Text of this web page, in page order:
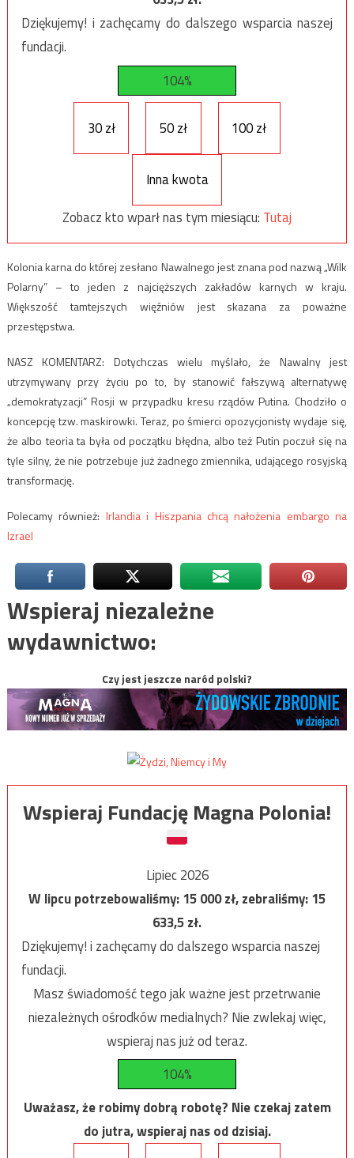
Dziękujemy! i zachęcamy do dalszego wsparcia naszej
fundacji.
104%
30 zł 50 zł 100 zł
Inna kwota
Zobacz kto wparł nas tym miesiącu: Tutaj
Kolonia karna do której zesłano Nawalnego jest znana pod nazwą „Wilk
Polarny” – to jeden z najcięższych zakładów karnych w kraju.
Większość tamtejszych więźniów jest skazana za poważne
przestępstwa.
NASZ KOMENTARZ: Dotychczas wielu myślało, że Nawalny jest
utrzymywany przy życiu po to, by stanowić fałszywą alternatywę
„demokratyzacji” Rosji w przypadku kresu rządów Putina. Chodziło o
koncepcję tzw. maskirowki. Teraz, po śmierci opozycjonisty wydaje się,
że albo teoria ta była od początku błędna, albo też Putin poczuł się na
tyle silny, że nie potrzebuje już żadnego zmiennika, udającego rosyjską
transformację.
Polecamy również: Irlandia i Hiszpania chcą nałożenia embargo na
Izrael
Wspieraj niezależne
wydawnictwo:
Czy jest jeszcze naród polski?
Wspieraj Fundację Magna Polonia!
Lipiec 2026
W lipcu potrzebowaliśmy:15 000zł, zebraliśmy:15
633,5zł.
Dziękujemy! i zachęcamy do dalszego wsparcia naszej
fundacji.
Masz świadomość tego jak ważne jest przetrwanie
niezależnych ośrodków medialnych? Nie zwlekaj więc,
wspieraj nas już od teraz.
104%
Uważasz, że robimy dobrą robotę? Nie czekaj zatem
do jutra, wspieraj nas od dzisiaj.